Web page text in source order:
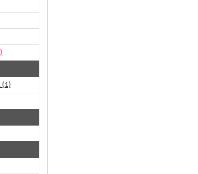
(1)